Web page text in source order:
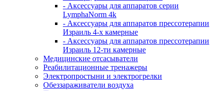
- Аксессуары для аппаратов серии
LymphaNorm 4k
- Аксессуары для аппаратов прессотерапии
Израиль 4-х камерные
- Аксессуары для аппаратов прессотерапии
Израиль 12-ти камерные
Медицинские отсасыватели
Реабилитационные тренажеры
Электропростыни и электрогрелки
Обеззараживатели воздуха